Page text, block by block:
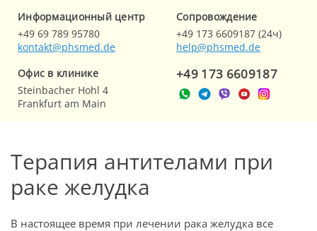
Информационный центр
+49 69 789 95780
kontakt@phsmed.de
Cопровождение
+49 173 6609187 (24ч)
help@phsmed.de
Офис в клинике
Steinbacher Hohl 4
Frankfurt am Main
+49 173 6609187
Терапия антителами при
раке желудка
В настоящее время при лечении рака желудка все